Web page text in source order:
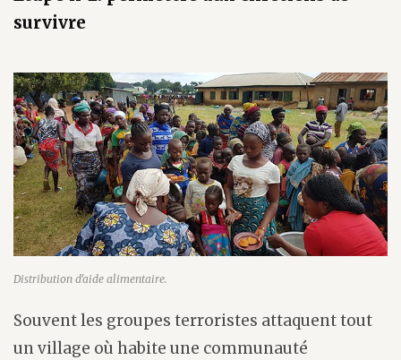
survivre
Distribution d'aide alimentaire.
Souvent les groupes terroristes attaquent tout
un village où habite une communauté